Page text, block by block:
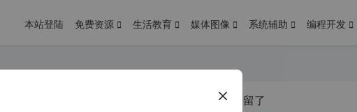
本站登陆 免费资源 生活教育 媒体图像 系统辅助 编程开发
v15.4.22898.301 独立安装版 您在本页停留了